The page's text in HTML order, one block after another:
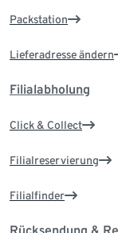
Packstation
Lieferadresse ändern
Filialabholung
Click & Collect
Filialreservierung
Filialfinder